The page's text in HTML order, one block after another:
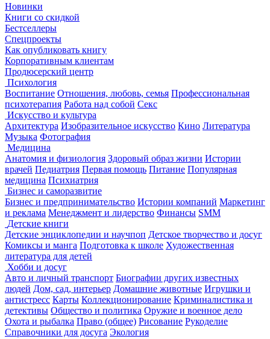
Новинки
Книги со скидкой
Бестселлеры
Спецпроекты
Как опубликовать книгу
Корпоративным клиентам
Продюсерский центр
Психология
Воспитание Отношения, любовь, семья Профессиональная
психотерапия Работа над собой Секс
Искусство и культура
Архитектура Изобразительное искусство Кино Литература
Музыка Фотография
Медицина
Анатомия и физиология Здоровый образ жизни Истории
врачей Педиатрия Первая помощь Питание Популярная
медицина Психиатрия
Бизнес и саморазвитие
Бизнес и предпринимательство Истории компаний Маркетинг
и реклама Менеджмент и лидерство Финансы SMM
Детские книги
Детские энциклопедии и научпоп Детское творчество и досуг
Комиксы и манга Подготовка к школе Художественная
литература для детей
Хобби и досуг
Авто и личный транспорт Биографии других известных
людей Дом, сад, интерьер Домашние животные Игрушки и
антистресс Карты Коллекционирование Криминалистика и
детективы Общество и политика Оружие и военное дело
Охота и рыбалка Право (общее) Рисование Рукоделие
Справочники для досуга Экология